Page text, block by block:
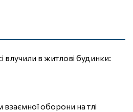
влучили в житлові будинки:
оборони на тлі